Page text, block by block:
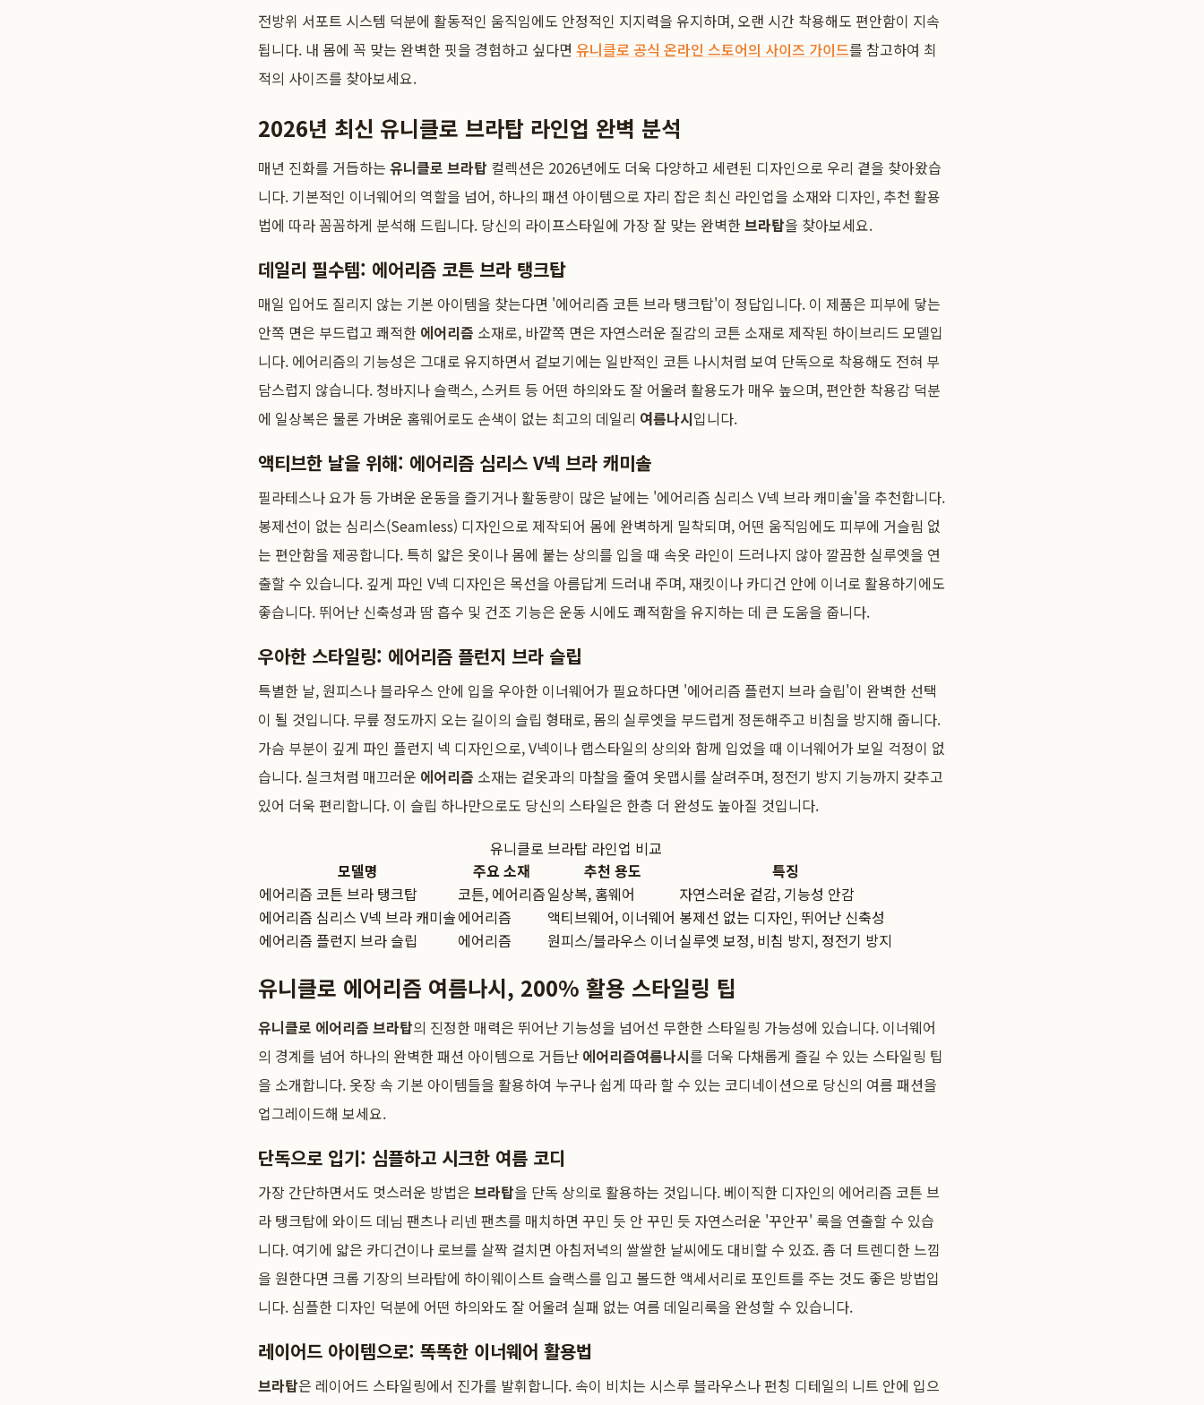
전방위 서포트 시스템 덕분에 활동적인 움직임에도 안정적인 지지력을 유지하며, 오랜 시간 착용해도 편안함이 지속
됩니다. 내 몸에 꼭 맞는 완벽한 핏을 경험하고 싶다면 유니클로 공식 온라인 스토어의 사이즈 가이드를 참고하여 최
적의 사이즈를 찾아보세요.
2026년 최신 유니클로 브라탑 라인업 완벽 분석
매년 진화를 거듭하는 유니클로 브라탑 컬렉션은 2026년에도 더욱 다양하고 세련된 디자인으로 우리 곁을 찾아왔습
니다. 기본적인 이너웨어의 역할을 넘어, 하나의 패션 아이템으로 자리 잡은 최신 라인업을 소재와 디자인, 추천 활용
법에 따라 꼼꼼하게 분석해 드립니다. 당신의 라이프스타일에 가장 잘 맞는 완벽한브라탑을 찾아보세요.
데일리 필수템: 에어리즘 코튼 브라 탱크탑
매일 입어도 질리지 않는 기본 아이템을 찾는다면 '에어리즘 코튼 브라 탱크탑'이 정답입니다. 이 제품은 피부에 닿는
안쪽 면은 부드럽고 쾌적한 에어리즘 소재로, 바깥쪽 면은 자연스러운 질감의 코튼 소재로 제작된 하이브리드 모델입
니다. 에어리즘의 기능성은 그대로 유지하면서 겉보기에는 일반적인 코튼 나시처럼 보여 단독으로 착용해도 전혀 부
담스럽지 않습니다. 청바지나 슬랙스, 스커트 등 어떤 하의와도 잘 어울려 활용도가 매우 높으며, 편안한 착용감 덕분
에 일상복은 물론 가벼운 홈웨어로도 손색이 없는 최고의 데일리 여름나시입니다.
액티브한 날을 위해: 에어리즘 심리스 V넥 브라 캐미솔
필라테스나 요가 등 가벼운 운동을 즐기거나 활동량이 많은 날에는 '에어리즘 심리스 V넥 브라 캐미솔'을 추천합니다.
봉제선이 없는 심리스(Seamless) 디자인으로 제작되어 몸에 완벽하게 밀착되며, 어떤 움직임에도 피부에 거슬림 없
는 편안함을 제공합니다. 특히 얇은 옷이나 몸에 붙는 상의를 입을 때 속옷 라인이 드러나지 않아 깔끔한 실루엣을 연
출할 수 있습니다. 깊게 파인 V넥 디자인은 목선을 아름답게 드러내 주며, 재킷이나 카디건 안에 이너로 활용하기에도
좋습니다. 뛰어난 신축성과 땀 흡수 및 건조 기능은 운동 시에도 쾌적함을 유지하는 데 큰 도움을 줍니다.
우아한 스타일링: 에어리즘 플런지 브라 슬립
특별한 날, 원피스나 블라우스 안에 입을 우아한 이너웨어가 필요하다면 '에어리즘 플런지 브라 슬립'이 완벽한 선택
이 될 것입니다. 무릎 정도까지 오는 길이의 슬립 형태로, 몸의 실루엣을 부드럽게 정돈해주고 비침을 방지해 줍니다.
가슴 부분이 깊게 파인 플런지 넥 디자인으로, V넥이나 랩스타일의 상의와 함께 입었을 때 이너웨어가 보일 걱정이 없
습니다. 실크처럼 매끄러운 에어리즘 소재는 겉옷과의 마찰을 줄여 옷맵시를 살려주며, 정전기 방지 기능까지 갖추고
있어 더욱 편리합니다. 이 슬립 하나만으로도 당신의 스타일은 한층 더 완성도 높아질 것입니다.
유니클로 브라탑 라인업 비교
모델명
주요 소재 추천 용도
특징
에어리즘 코튼 브라 탱크탑
코튼, 에어리즘일상복, 홈웨어
자연스러운 겉감, 기능성 안감
에어리즘 심리스 V넥 브라 캐미솔에어리즘 액티브웨어, 이너웨어 봉제선 없는 디자인, 뛰어난 신축성
에어리즘 플런지 브라 슬립
에어리즘 원피스/블라우스 이너실루엣 보정, 비침 방지, 정전기 방지
유니클로 에어리즘 여름나시, 200% 활용 스타일링 팁
유니클로 에어리즘 브라탑의 진정한 매력은 뛰어난 기능성을 넘어선 무한한 스타일링 가능성에 있습니다. 이너웨어
의 경계를 넘어 하나의 완벽한 패션 아이템으로 거듭난 에어리즘여름나시를 더욱 다채롭게 즐길 수 있는 스타일링 팁
을 소개합니다. 옷장 속 기본 아이템들을 활용하여 누구나 쉽게 따라 할 수 있는 코디네이션으로 당신의 여름 패션을
업그레이드해 보세요.
단독으로 입기: 심플하고 시크한 여름 코디
가장 간단하면서도 멋스러운 방법은 브라탑을 단독 상의로 활용하는 것입니다. 베이직한 디자인의 에어리즘 코튼 브
라 탱크탑에 와이드 데님 팬츠나 리넨 팬츠를 매치하면 꾸민 듯 안 꾸민 듯 자연스러운 '꾸안꾸' 룩을 연출할 수 있습
니다. 여기에 얇은 카디건이나 로브를 살짝 걸치면 아침저녁의 쌀쌀한 날씨에도 대비할 수 있죠. 좀 더 트렌디한 느낌
을 원한다면 크롭 기장의 브라탑에 하이웨이스트 슬랙스를 입고 볼드한 액세서리로 포인트를 주는 것도 좋은 방법입
니다. 심플한 디자인 덕분에 어떤 하의와도 잘 어울려 실패 없는 여름 데일리룩을 완성할 수 있습니다.
레이어드 아이템으로: 똑똑한 이너웨어 활용법
브라탑은 레이어드 스타일링에서 진가를 발휘합니다. 속이 비치는 시스루 블라우스나 펀칭 디테일의 니트 안에 입으